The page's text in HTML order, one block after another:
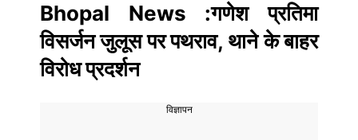
Bhopal News :गणेश प्रतिमा
विसर्जन जुलूस पर पथराव, थाने के बाहर
विरोध प्रदर्शन
विज्ञापन